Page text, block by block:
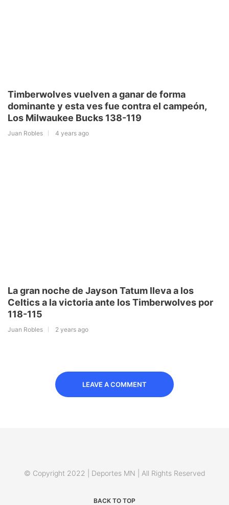
Timberwolves vuelven a ganar de forma
dominante y esta ves fue contra el campeón,
Los Milwaukee Bucks 138-119
Juan Robles 4 years ago
La gran noche de Jayson Tatum lleva a los
Celtics a la victoria ante los Timberwolves por
118-115
Juan Robles 2 years ago
LEAVE A COMMENT
© Copyright 2022 | Deportes MN | All Rights Reserved
BACK TO TOP